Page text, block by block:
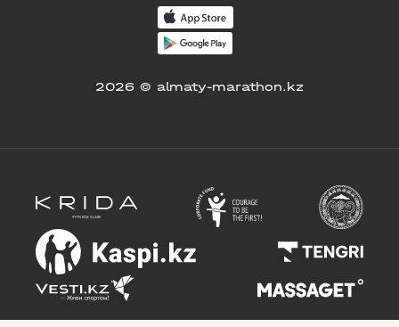
2026 © almaty-marathon.kz